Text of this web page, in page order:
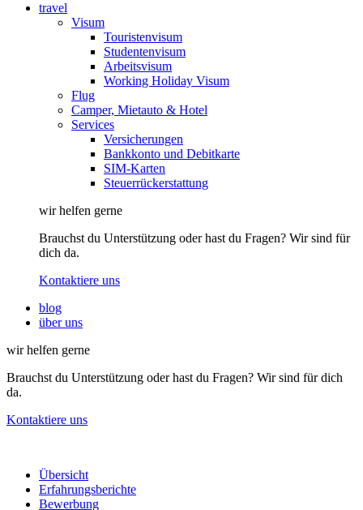
travel
Visum
Touristenvisum
Studentenvisum
Arbeitsvisum
Working Holiday Visum
Flug
Camper, Mietauto & Hotel
Services
Versicherungen
Bankkonto und Debitkarte
SIM-Karten
Steuerrückerstattung
wir helfen gerne
Brauchst du Unterstützung oder hast du Fragen? Wir sind für
dich da.
Kontaktiere uns
blog
über uns
wir helfen gerne
Brauchst du Unterstützung oder hast du Fragen? Wir sind für dich
da.
Kontaktiere uns
Übersicht
Erfahrungsberichte
Bewerbung